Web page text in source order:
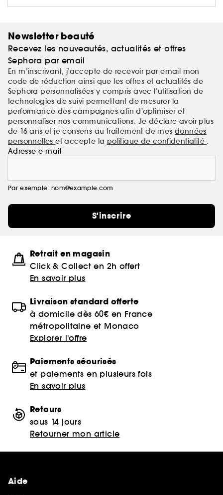
Newsletter beauté
Recevez les nouveautés, actualités et offres
Sephora par email
En m’inscrivant, j’accepte de recevoir par email mon
code de réduction ainsi que les offres et actualités de
Sephora personnalisées y compris avec l’utilisation de
technologies de suivi permettant de mesurer la
performance des campagnes afin d'optimiser et
personnaliser nos communications. Je déclare avoir plus
de 16 ans et je consens au traitement de mes données
personnelleset accepte la politique de confidentialité .
Adresse e-mail
Par exemple: nom@example.com
S'inscrire
Retrait en magasin
Click & Collect en 2h offert
En savoir plus
Livraison standard offerte
à domicile dès 60€ en France
métropolitaine et Monaco
Explorer l'offre
Paiements sécurisés
et paiements en plusieurs fois
En savoir plus
Retours
sous 14 jours
Retourner mon article
Aide